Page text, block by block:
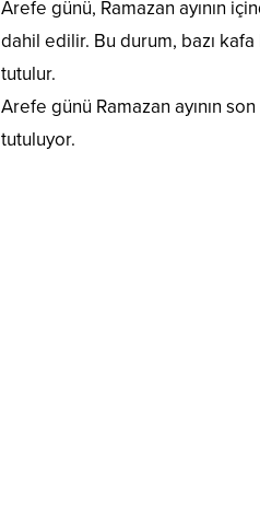
Arefe günü, Ramazan ayının
dahil edilir. Bu durum, bazı kafa
tutulur.
Arefe günü Ramazan ayının
tutuluyor.